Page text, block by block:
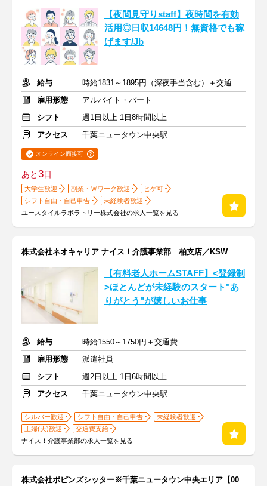
【夜間見守りstaff】夜時間を有効
活用◎日収14648円！無資格でも稼
げます/Jb
給与
時給1831～1895円（深夜手当含む）＋交通費支給
雇用形態
アルバイト・パート
シフト
週1日以上 1日8時間以上
アクセス
千葉ニュータウン中央駅
オンライン面接可
あと3日
大学生歓迎 副業・Ｗワーク歓迎
ヒゲ可
シフト自由・自己申告
未経験者歓迎
ユースタイルラボラトリー株式会社の求人一覧を見る
株式会社ネオキャリア ナイス！介護事業部 柏支店／KSW
【有料老人ホームSTAFF】<登録制
>ほとんどが未経験のスタート"あ
りがとう"が嬉しいお仕事
給与
時給1550～1750円＋交通費
雇用形態
派遣社員
シフト
週2日以上 1日6時間以上
アクセス
千葉ニュータウン中央駅
シルバー歓迎 シフト自由・自己申告
未経験者歓迎
主婦(夫)歓迎
交通費支給
ナイス！介護事業部の求人一覧を見る
株式会社ポピンズシッター※千葉ニュータウン中央エリア【00